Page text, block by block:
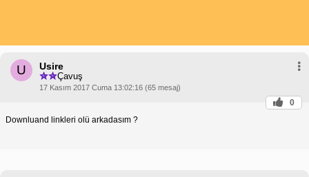
U Usire
Çavuş
17 Kasım 2017 Cuma 13:02:16 (65 mesaj)
0
Downluand linkleri olü arkadasım ?